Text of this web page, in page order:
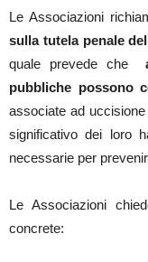
Le Associazioni
sulla tutela penale
quale prevede che
pubbliche possono
associate ad
significativo dei loro
necessarie per
Le Associazioni
concrete: